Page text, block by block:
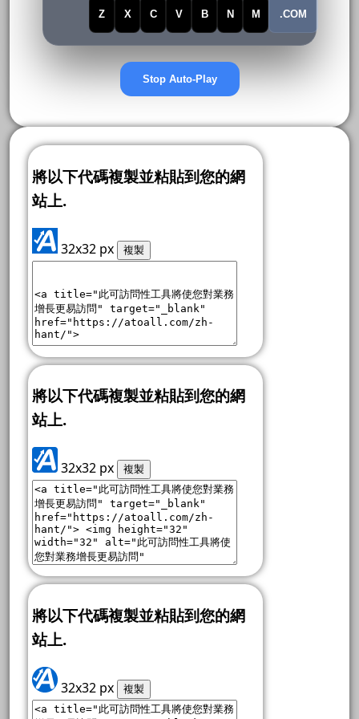
Z X C V B N M .COM
Stop Auto-Play
將以下代碼複製並粘貼到您的網
站上.
32x32 px 複製
將以下代碼複製並粘貼到您的網
站上.
32x32 px 複製
將以下代碼複製並粘貼到您的網
站上.
32x32 px 複製